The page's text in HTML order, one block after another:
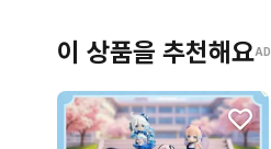
이 상품을 추천해요AD